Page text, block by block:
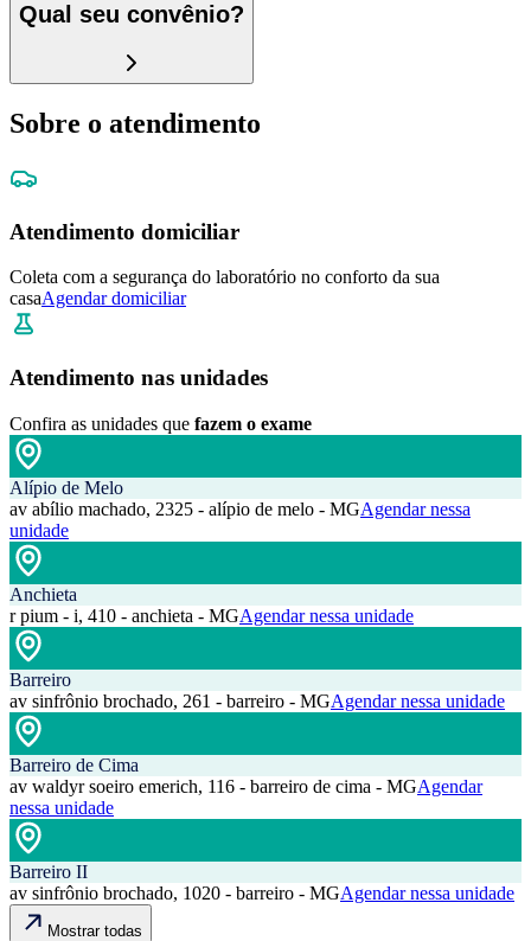
Qual seu convênio?
Sobre o atendimento
Atendimento domiciliar
Coleta com a segurança do laboratório no conforto da sua
casaAgendar domiciliar
Atendimento nas unidades
Confira as unidades que fazem o exame
Alípio de Melo
av abílio machado, 2325 - alípio de melo - MGAgendar nessa
unidade
Anchieta
r pium - i, 410 - anchieta - MGAgendar nessa unidade
Barreiro
av sinfrônio brochado, 261 - barreiro - MGAgendar nessa unidade
Barreiro de Cima
av waldyr soeiro emerich, 116 - barreiro de cima - MGAgendar
nessa unidade
Barreiro II
av sinfrônio brochado, 1020 - barreiro - MGAgendar nessa unidade
Mostrar todas